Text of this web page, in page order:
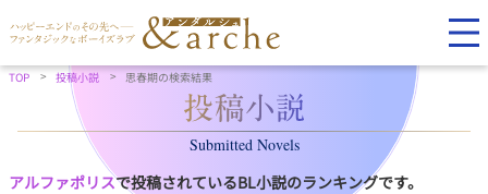
TOP 投稿小説 思春期の検索結果
Submitted Novels
アルファポリスで投稿されているBL小説のランキングです。